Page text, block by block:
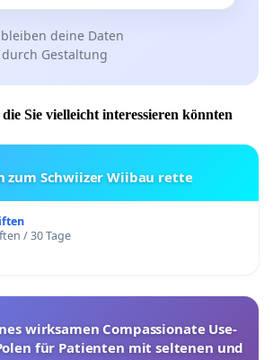
deine Daten
Gestaltung
Sie vielleicht interessieren könnten
zum Schwiizer Wiibau rette
/ 30 Tage
wirksamen Compassionate Use-
für Patienten mit seltenen und